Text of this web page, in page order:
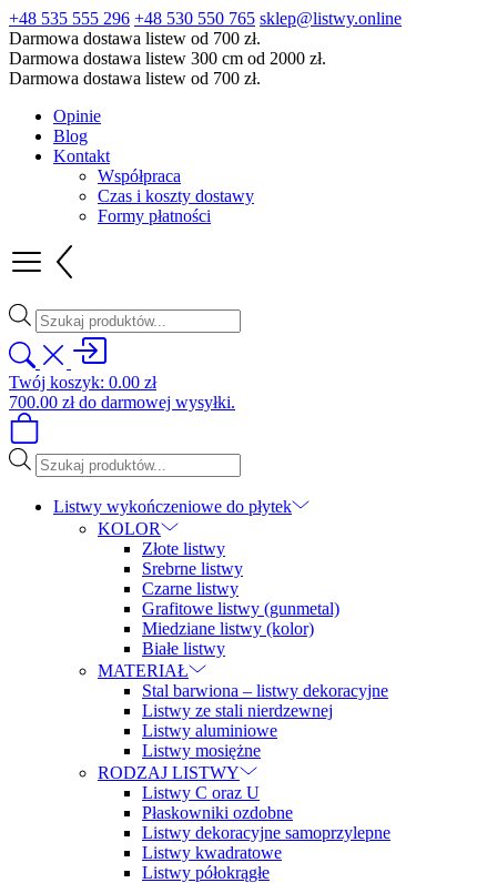
+48 535 555 296 +48 530 550 765 sklep@listwy.online
Darmowa dostawa listew od 700 zł.
Darmowa dostawa listew 300 cm od 2000 zł.
Darmowa dostawa listew od 700 zł.
Opinie
Blog
Kontakt
Współpraca
Czas i koszty dostawy
Formy płatności
Wyszukiwarka
produktów
Twój koszyk: 0.00 zł
700.00 złdo darmowej wysyłki.
Wyszukiwarka
produktów
Listwy wykończeniowe do płytek
KOLOR
Złote listwy
Srebrne listwy
Czarne listwy
Grafitowe listwy (gunmetal)
Miedziane listwy (kolor)
Białe listwy
MATERIAŁ
Stal barwiona – listwy dekoracyjne
Listwy ze stali nierdzewnej
Listwy aluminiowe
Listwy mosiężne
RODZAJ LISTWY
Listwy C oraz U
Płaskowniki ozdobne
Listwy dekoracyjne samoprzylepne
Listwy kwadratowe
Listwy półokrągłe